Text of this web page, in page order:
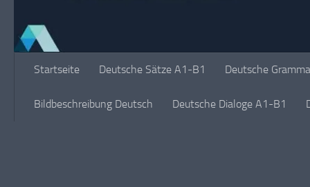
Startseite Deutsche Sätze A1-B1 Deutsche
Bildbeschreibung Deutsch Deutsche Dialoge A1-B1